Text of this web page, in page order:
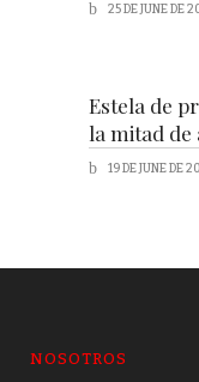
25 DE JUNE DE
Estela de
la mitad de
19 DE JUNE DE
NOSOTROS